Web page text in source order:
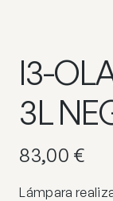
I3-
3L
83,00 €
Lámpara